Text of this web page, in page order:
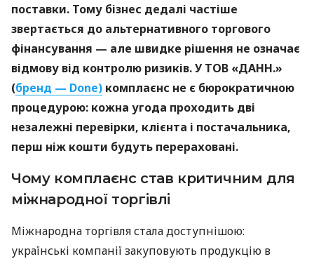
поставки. Тому бізнес дедалі частіше
звертається до альтернативного торгового
фінансування — але швидке рішення не означає
відмову від контролю ризиків. У ТОВ «ДАНН.»
(бренд — Done) комплаєнс не є бюрократичною
процедурою: кожна угода проходить дві
незалежні перевірки, клієнта і постачальника,
перш ніж кошти будуть перераховані.
Чому комплаєнс став критичним для
міжнародної торгівлі
Міжнародна торгівля стала доступнішою:
українські компанії закуповують продукцію в